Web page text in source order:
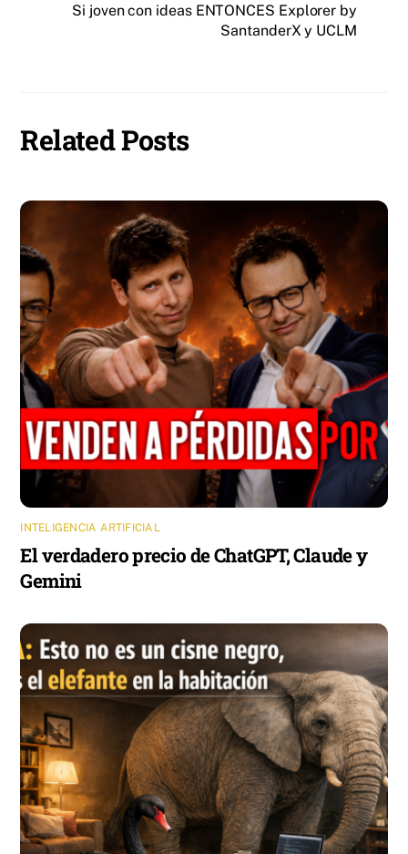
Si joven con ideas ENTONCES Explorer by
SantanderX y UCLM
Related Posts
INTELIGENCIA ARTIFICIAL
El verdadero precio de ChatGPT, Claude y
Gemini